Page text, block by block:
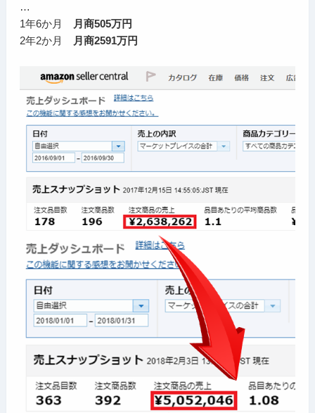
…
1年6か月
月商505万円
2年2か月
月商2591万円